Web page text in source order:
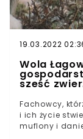
19.03.2022
Wola
sześć
Fachowcy,
i ich życie
muflony i